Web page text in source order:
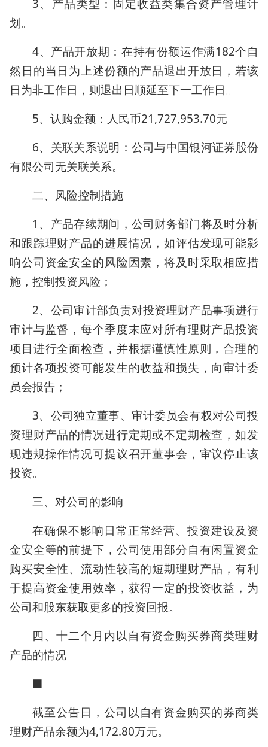
3、产品类型：固定收益类集合资产管理计
划。
4、产品开放期：在持有份额运作满182个自
然日的当日为上述份额的产品退出开放日，若该
日为非工作日，则退出日顺延至下一工作日。
5、认购金额：人民币21,727,953.70元
6、关联关系说明：公司与中国银河证券股份
有限公司无关联关系。
二、风险控制措施
1、产品存续期间，公司财务部门将及时分析
和跟踪理财产品的进展情况，如评估发现可能影
响公司资金安全的风险因素，将及时采取相应措
施，控制投资风险；
2、公司审计部负责对投资理财产品事项进行
审计与监督，每个季度末应对所有理财产品投资
项目进行全面检查，并根据谨慎性原则，合理的
预计各项投资可能发生的收益和损失，向审计委
员会报告；
3、公司独立董事、审计委员会有权对公司投
资理财产品的情况进行定期或不定期检查，如发
现违规操作情况可提议召开董事会，审议停止该
投资。
三、对公司的影响
在确保不影响日常正常经营、投资建设及资
金安全等的前提下，公司使用部分自有闲置资金
购买安全性、流动性较高的短期理财产品，有利
于提高资金使用效率，获得一定的投资收益，为
公司和股东获取更多的投资回报。
四、十二个月内以自有资金购买券商类理财
产品的情况
■
截至公告日，公司以自有资金购买的券商类
理财产品余额为4,172.80万元。